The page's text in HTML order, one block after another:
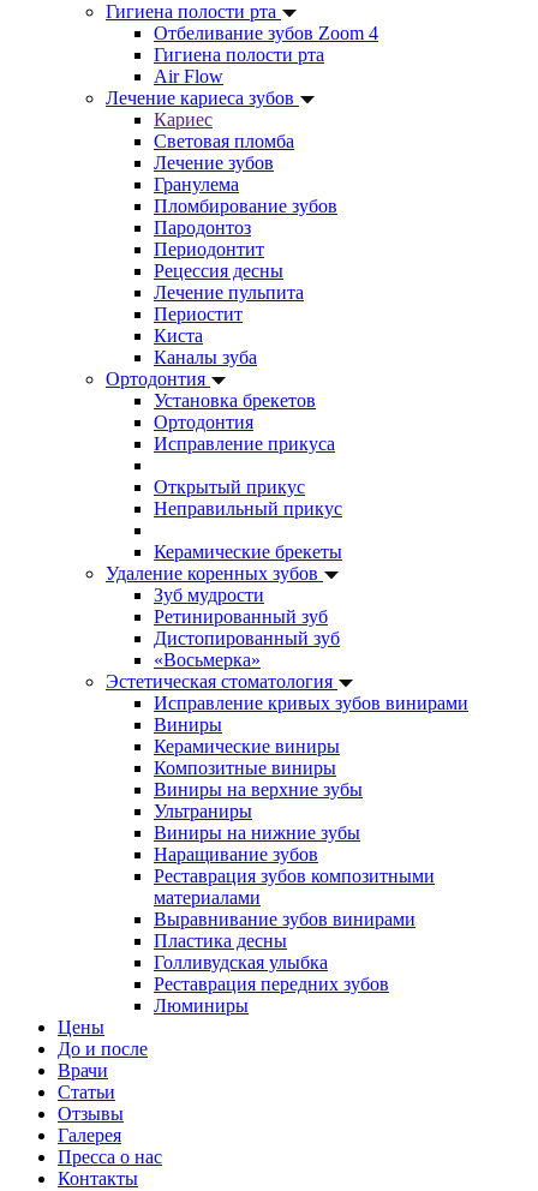
Гигиена полости рта
Отбеливание зубов Zoom 4
Гигиена полости рта
Air Flow
Лечение кариеса зубов
Кариес
Световая пломба
Лечение зубов
Гранулема
Пломбирование зубов
Пародонтоз
Периодонтит
Рецессия десны
Лечение пульпита
Периостит
Киста
Каналы зуба
Ортодонтия
Установка брекетов
Ортодонтия
Исправление прикуса
Открытый прикус
Неправильный прикус
Керамические брекеты
Удаление коренных зубов
Зуб мудрости
Ретинированный зуб
Дистопированный зуб
«Восьмерка»
Эстетическая стоматология
Исправление кривых зубов винирами
Виниры
Керамические виниры
Композитные виниры
Виниры на верхние зубы
Ультраниры
Виниры на нижние зубы
Наращивание зубов
Реставрация зубов композитными
материалами
Выравнивание зубов винирами
Пластика десны
Голливудская улыбка
Реставрация передних зубов
Люминиры
Цены
До и после
Врачи
Статьи
Отзывы
Галерея
Пресса о нас
Контакты